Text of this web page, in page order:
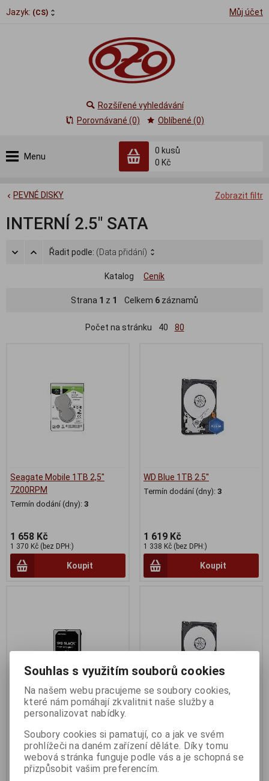
Jazyk: (CS) Můj účet
Menu
0 kusů
0 Kč
Rozšířené vyhledávání
Porovnávané (0)
Oblíbené (0)
Zobrazit filtr
PEVNÉ DISKY
INTERNÍ 2.5" SATA
Řadit podle: (Data přidání)
Katalog Ceník
Strana 1 z 1 Celkem 6 záznamů
Počet na stránku 40 80
Seagate Mobile 1TB 2,5"
7200RPM
Termín dodání (dny): 3
1 658 Kč
1 370 Kč (bez DPH:)
Koupit
WD Blue 1TB 2.5''
Termín dodání (dny): 3
1 619 Kč
1 338 Kč (bez DPH:)
Koupit
WD Black 1TB 2.5" 7.2k
Termín dodání (dny):3
2 067 Kč
1 708 Kč (bez DPH:)
Termín dodání (dny):10
1 342 Kč
Souhlas s využitím souborů cookies
Na našem webu pracujeme se soubory cookies,
které nám pomáhají zkvalitnit naše služby a
personalizovat nabídky.
Soubory cookies si pamatují, co a jak ve svém
prohlížeči na daném zařízení děláte. Díky tomu
webová stránka funguje podle vás a je schopná se
přizpůsobit vašim preferencím.